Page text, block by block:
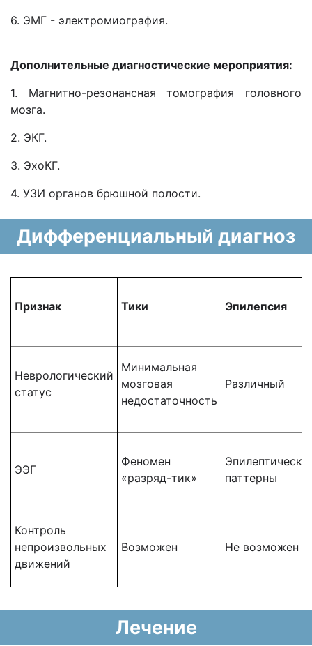
6. ЭМГ - электромиография.
Дополнительные диагностические мероприятия:
1. Магнитно-резонансная томография головного
мозга.
2. ЭКГ.
3. ЭхоКГ.
4. УЗИ органов брюшной полости.
Дифференциальный диагноз
Признак Тики Эпилепсия
Неврологический
статус
Минимальная
мозговая
недостаточность
Различный
ЭЭГ
Феномен
«разряд-тик»
паттерны
Контроль
непроизвольных
движений
Возможен Не возможен
Лечение